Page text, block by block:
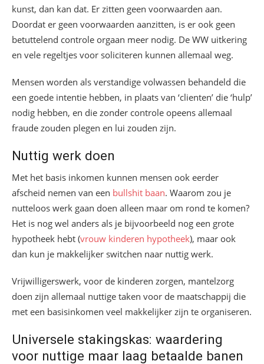
kunst, dan kan dat. Er zitten geen voorwaarden aan.
Doordat er geen voorwaarden aanzitten, is er ook geen
betuttelend controle orgaan meer nodig. De WW uitkering
en vele regeltjes voor soliciteren kunnen allemaal weg.
Mensen worden als verstandige volwassen behandeld die
een goede intentie hebben, in plaats van ‘clienten’ die ‘hulp’
nodig hebben, en die zonder controle opeens allemaal
fraude zouden plegen en lui zouden zijn.
Nuttig werk doen
Met het basis inkomen kunnen mensen ook eerder
afscheid nemen van een bullshit baan. Waarom zou je
nutteloos werk gaan doen alleen maar om rond te komen?
Het is nog wel anders als je bijvoorbeeld nog een grote
hypotheek hebt (vrouw kinderen hypotheek), maar ook
dan kun je makkelijker switchen naar nuttig werk.
Vrijwilligerswerk, voor de kinderen zorgen, mantelzorg
doen zijn allemaal nuttige taken voor de maatschappij die
met een basisinkomen veel makkelijker zijn te organiseren.
Universele stakingskas: waardering
voor nuttige maar laag betaalde banen